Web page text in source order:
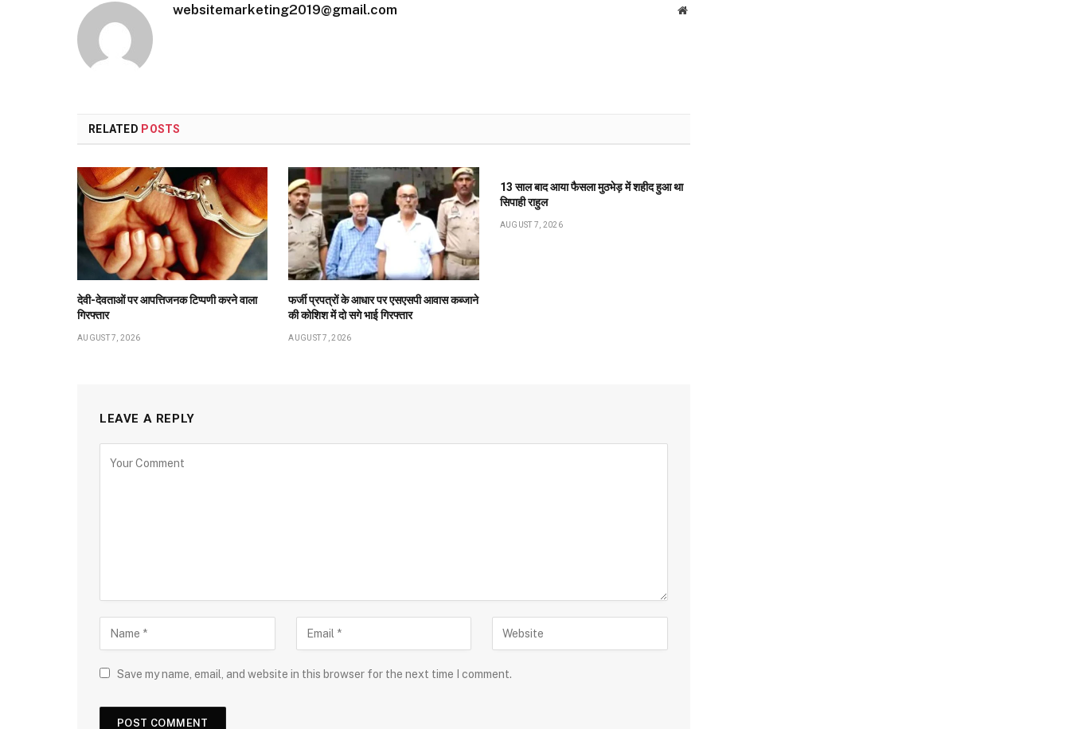
websitemarketing2019@gmail.com Website
RELATED POSTS
देवी-देवताओं पर आपत्तिजनक टिप्पणी करने वाला
गिरफ्तार
AUGUST 7, 2026
फर्जी प्रपत्रों के आधार पर एसएसपी आवास कब्जाने
की कोशिश में दो सगे भाई गिरफ्तार
AUGUST 7, 2026
13 साल बाद आया फैसला मुठभेड़ में शहीद हुआ था
सिपाही राहुल
AUGUST 7, 2026
LEAVE A REPLY
Save my name, email, and website in this browser for the next time I comment.